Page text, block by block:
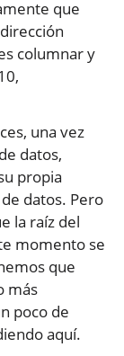
que
columnar y
una vez
datos,
propia
datos. Pero
la raíz del
momento se
que
más
poco de
aquí.